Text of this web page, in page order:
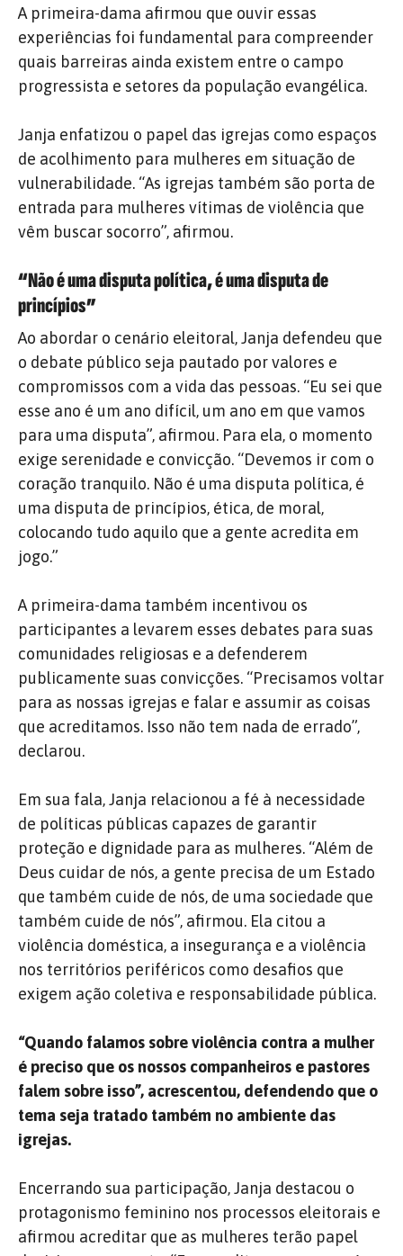
A primeira-dama afirmou que ouvir essas
experiências foi fundamental para compreender
quais barreiras ainda existem entre o campo
progressista e setores da população evangélica.
Janja enfatizou o papel das igrejas como espaços
de acolhimento para mulheres em situação de
vulnerabilidade. “As igrejas também são porta de
entrada para mulheres vítimas de violência que
vêm buscar socorro”, afirmou.
“Não é uma disputa política, é uma disputa de
princípios”
Ao abordar o cenário eleitoral, Janja defendeu que
o debate público seja pautado por valores e
compromissos com a vida das pessoas. “Eu sei que
esse ano é um ano difícil, um ano em que vamos
para uma disputa”, afirmou. Para ela, o momento
exige serenidade e convicção. “Devemos ir com o
coração tranquilo. Não é uma disputa política, é
uma disputa de princípios, ética, de moral,
colocando tudo aquilo que a gente acredita em
jogo.”
A primeira-dama também incentivou os
participantes a levarem esses debates para suas
comunidades religiosas e a defenderem
publicamente suas convicções. “Precisamos voltar
para as nossas igrejas e falar e assumir as coisas
que acreditamos. Isso não tem nada de errado”,
declarou.
Em sua fala, Janja relacionou a fé à necessidade
de políticas públicas capazes de garantir
proteção e dignidade para as mulheres. “Além de
Deus cuidar de nós, a gente precisa de um Estado
que também cuide de nós, de uma sociedade que
também cuide de nós”, afirmou. Ela citou a
violência doméstica, a insegurança e a violência
nos territórios periféricos como desafios que
exigem ação coletiva e responsabilidade pública.
“Quando falamos sobre violência contra a mulher
é preciso que os nossos companheiros e pastores
falem sobre isso”, acrescentou, defendendo que o
tema seja tratado também no ambiente das
igrejas.
Encerrando sua participação, Janja destacou o
protagonismo feminino nos processos eleitorais e
afirmou acreditar que as mulheres terão papel